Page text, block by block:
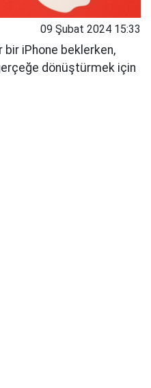
09 Şubat 2024 15:33
bir iPhone beklerken,
dönüştürmek için